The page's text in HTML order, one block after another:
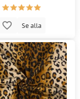
Se alla